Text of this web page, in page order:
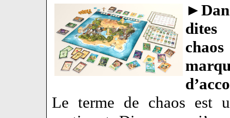
►
dites
Le terme de chaos est